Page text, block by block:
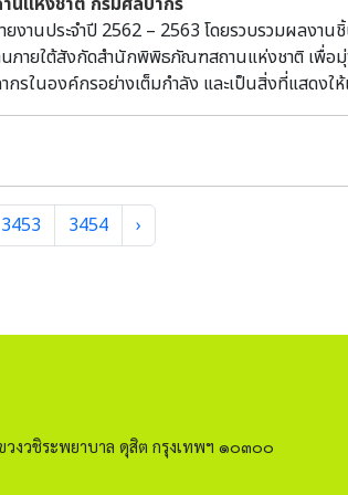
ะจำปี 2562 – 2563 โดยรวบรวมผลงานชิ้
ภายใต้สังกัดสำนักพิพิธภัณฑสถานแห่งชาติ เพื่อ
กรในองค์กรอย่างเต็มกำลัง และเป็นสิ่งที่แสดง
ศิลปวัตถุที่สำคัญของชาติ ส่งเสริมและสนับสนุ
มุ่งมั่นที่จะพัฒนางานวิจัยที่เกี่ยวข้องกับกิจการพิ
3453 3454 ›
งวชิระพยาบาล ดุสิต กรุงเทพฯ ๑๐๓๐๐